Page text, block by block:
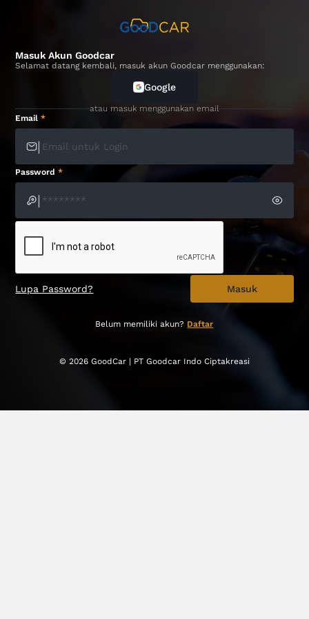
Masuk Akun Goodcar
Selamat datang kembali, masuk akun Goodcar menggunakan:
Google
atau masuk menggunakan email
Email*
|
Password*
|
Lupa Password? Masuk
Belum memiliki akun? Daftar
© 2026 GoodCar | PT Goodcar Indo Ciptakreasi